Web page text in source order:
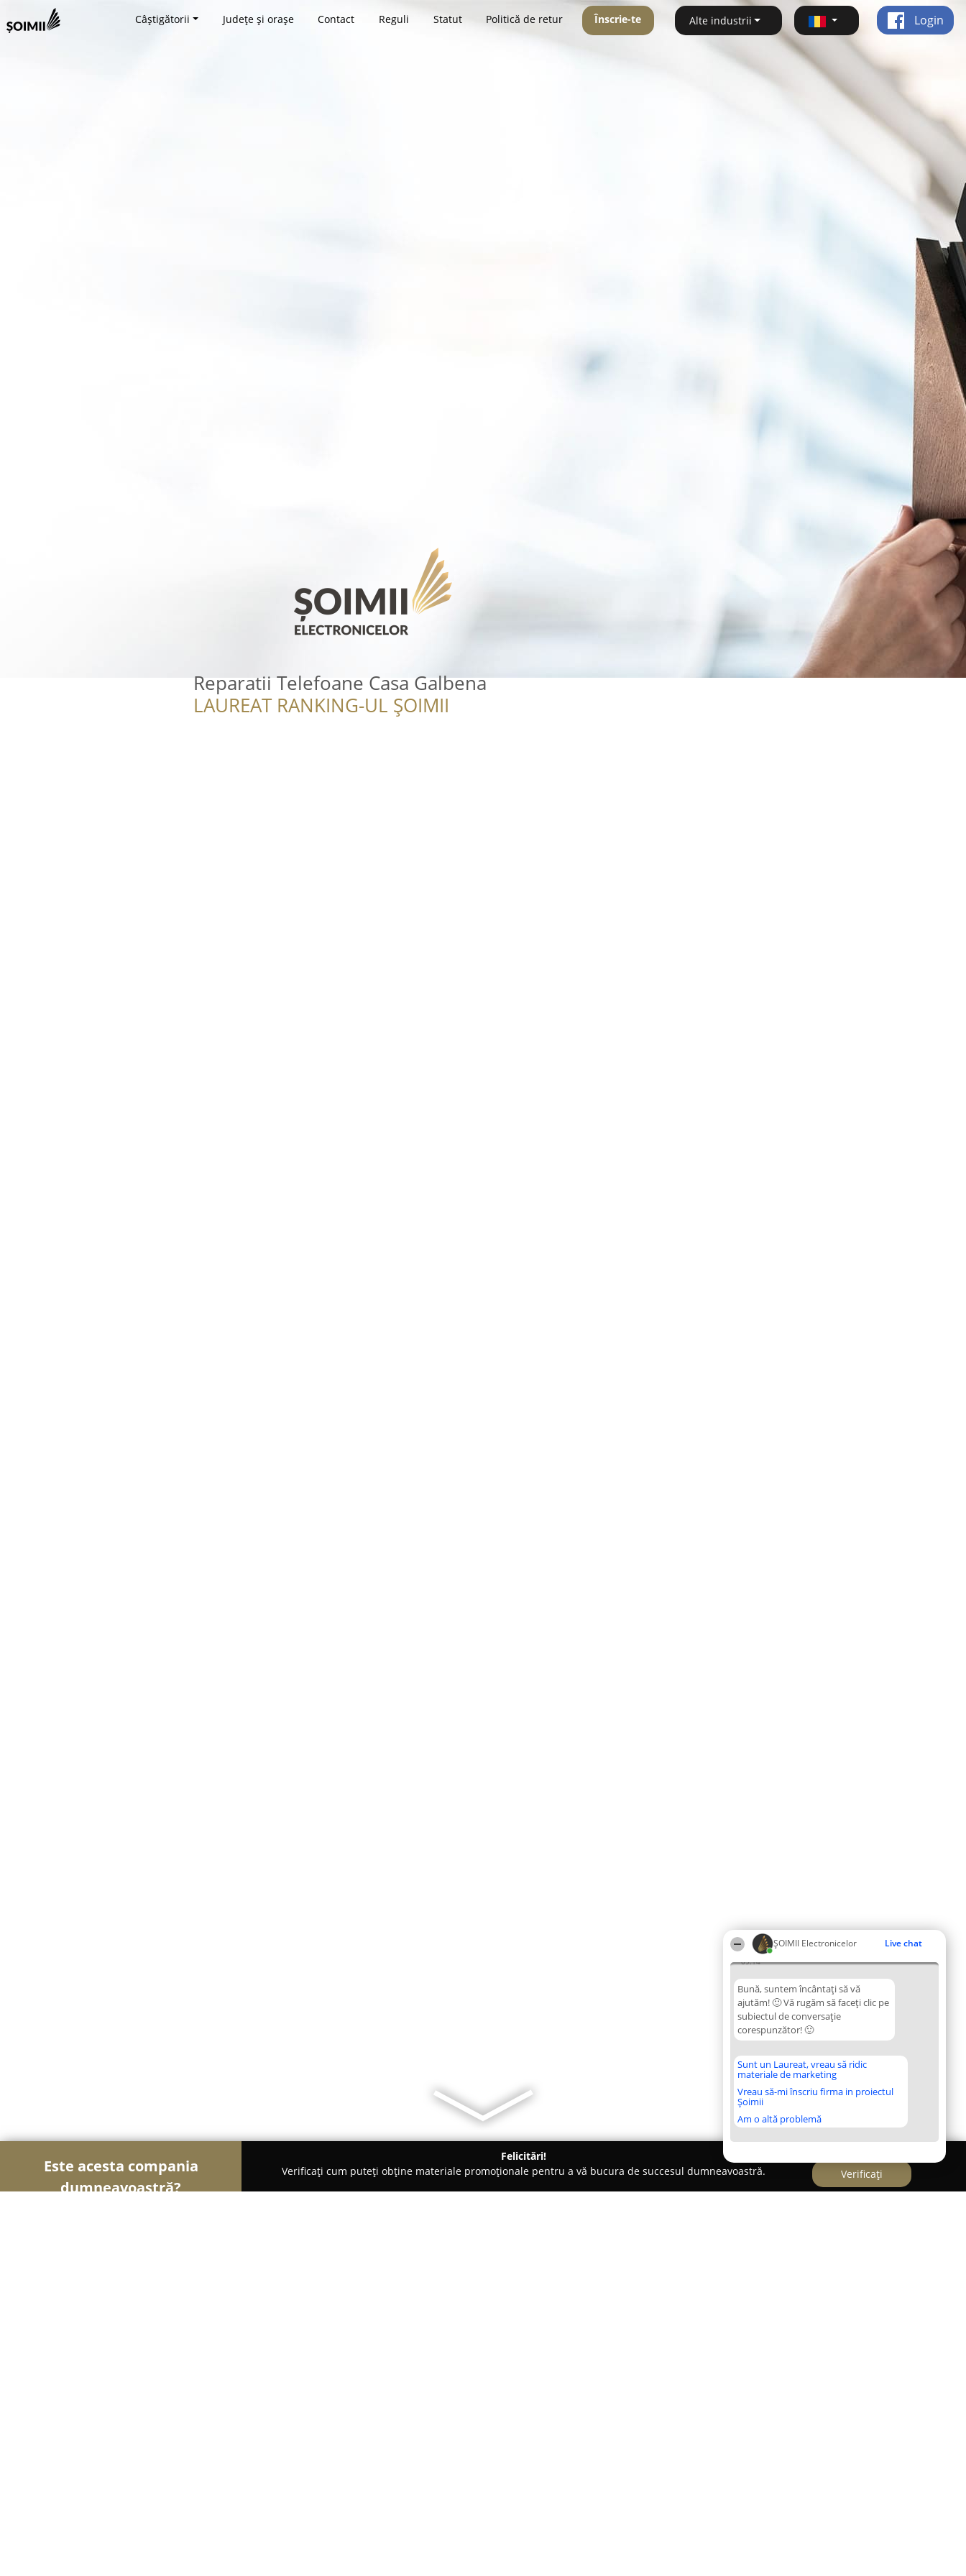
ȘOIMII Electronicelor Live chat
09:14
Bună, suntem încântați să vă
ajutăm! 🙂 Vă rugăm să faceți clic pe
subiectul de conversație
corespunzător! 🙂
Sunt un Laureat, vreau să ridic
materiale de marketing
Vreau să-mi înscriu firma in proiectul
Șoimii
Am o altă problemă
Câștigătorii Județe și orașe Contact Reguli Statut Politică de retur Înscrie-te Alte industrii Login
Reparatii Telefoane Casa Galbena
LAUREAT RANKING-UL ȘOIMII
Este acesta compania
dumneavoastră?
Felicitări!
Verificați cum puteți obține materiale promoționale pentru a vă bucura de succesul dumneavoastră.
Verificați